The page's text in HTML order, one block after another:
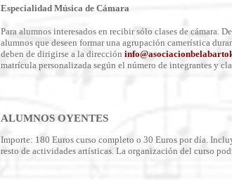
Especialidad Música de Cámara
Para alumnos interesados en recibir sólo clases de cámara.
alumnos que deseen formar una agrupación camerística
deben de dirigirse a la dirección
matrícula personalizada según el número de integrantes y
ALUMNOS OYENTES
Importe: 180 Euros curso completo o 30 Euros por día.
resto de actividades artísticas. La organización del curso